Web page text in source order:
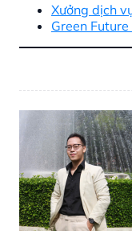
Xưởng dịch
Green